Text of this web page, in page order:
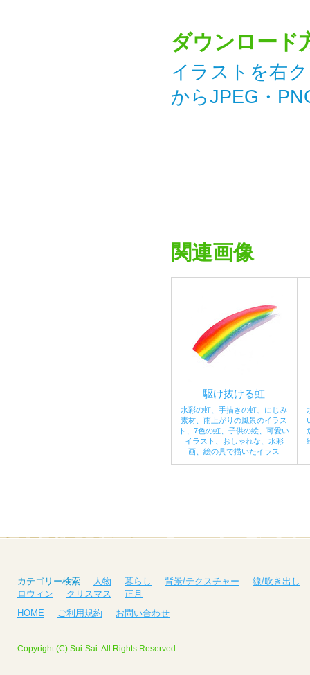
ダウンロード
イラストを右
からJPEG・
関連画像
駆け抜ける虹
水彩の虹、手描きの虹、にじみ
素材、雨上がりの風景のイラス
ト、7色の虹、子供の絵、可愛い
イラスト、おしゃれな、水彩
画、絵の具で描いたイラス
カテゴリー検索 人物 暮らし 背景/テクスチャー
線/吹き出し
ロウィン
クリスマス
正月
HOME
ご利用規約 お問い合わせ
Copyright (C) Sui-Sai. All Rights Reserved.